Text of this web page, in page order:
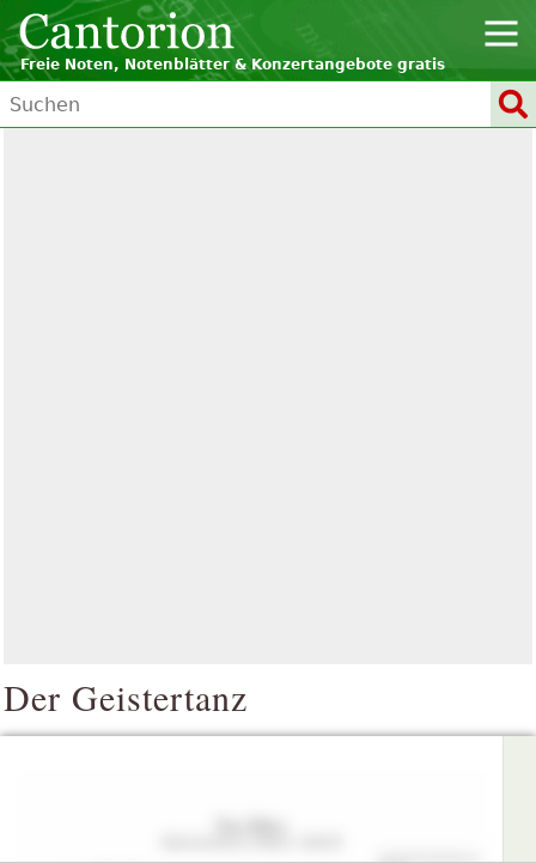
Freie Noten, Notenblätter & Konzertangebote gratis
Der Geistertanz